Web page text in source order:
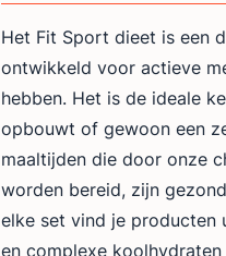
Het Fit Sport dieet is een
ontwikkeld voor actieve
hebben. Het is de ideale
opbouwt of gewoon een
maaltijden die door onze
worden bereid, zijn
elke set vind je producten
en complexe